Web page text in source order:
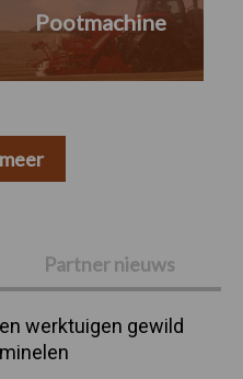
Partner nieuws
werktuigen gewild
Pootmachine